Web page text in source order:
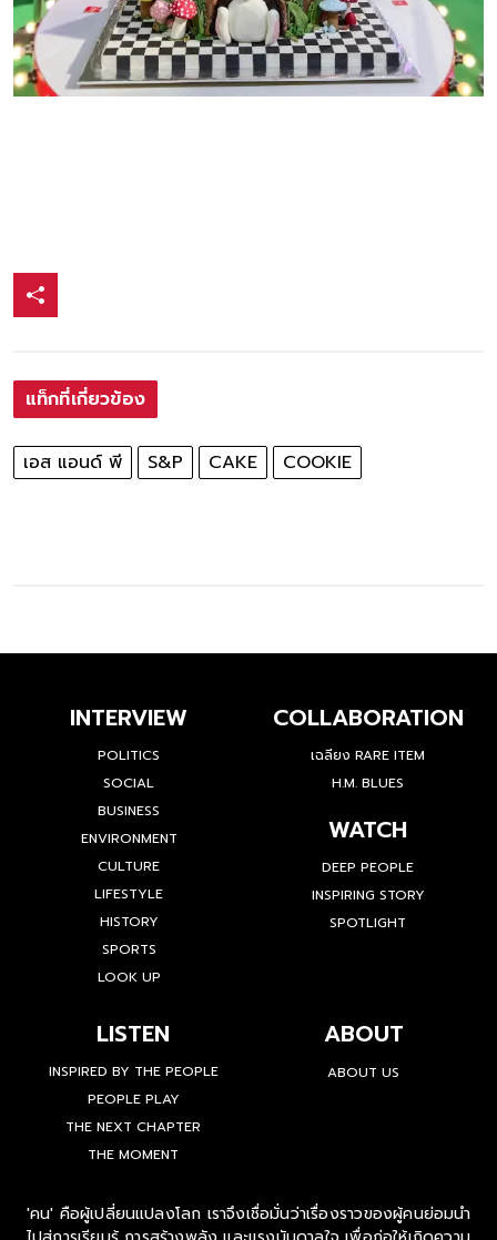
แท็กที่เกี่ยวข้อง
เอส แอนด์ พี S&P CAKE COOKIE
INTERVIEW
POLITICS
SOCIAL
BUSINESS
ENVIRONMENT
CULTURE
LIFESTYLE
HISTORY
SPORTS
LOOK UP
COLLABORATION
เฉลียง RARE ITEM
H.M. BLUES
WATCH
DEEP PEOPLE
INSPIRING STORY
SPOTLIGHT
LISTEN
INSPIRED BY THE PEOPLE
PEOPLE PLAY
THE NEXT CHAPTER
THE MOMENT
ABOUT
ABOUT US
'คน' คือผู้เปลี่ยนแปลงโลก เราจึงเชื่อมั่นว่าเรื่องราวของผู้คนย่อมนำ